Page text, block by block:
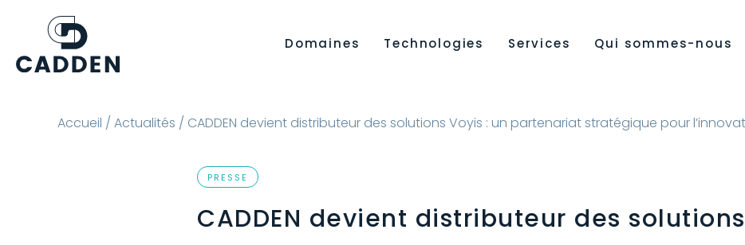
Domaines Technologies Services Qui sommes-nous
Accueil / Actualités / CADDEN devient distributeur des solutions Voyis : un partenariat stratégique pour
PRESSE
CADDEN devient distributeur des